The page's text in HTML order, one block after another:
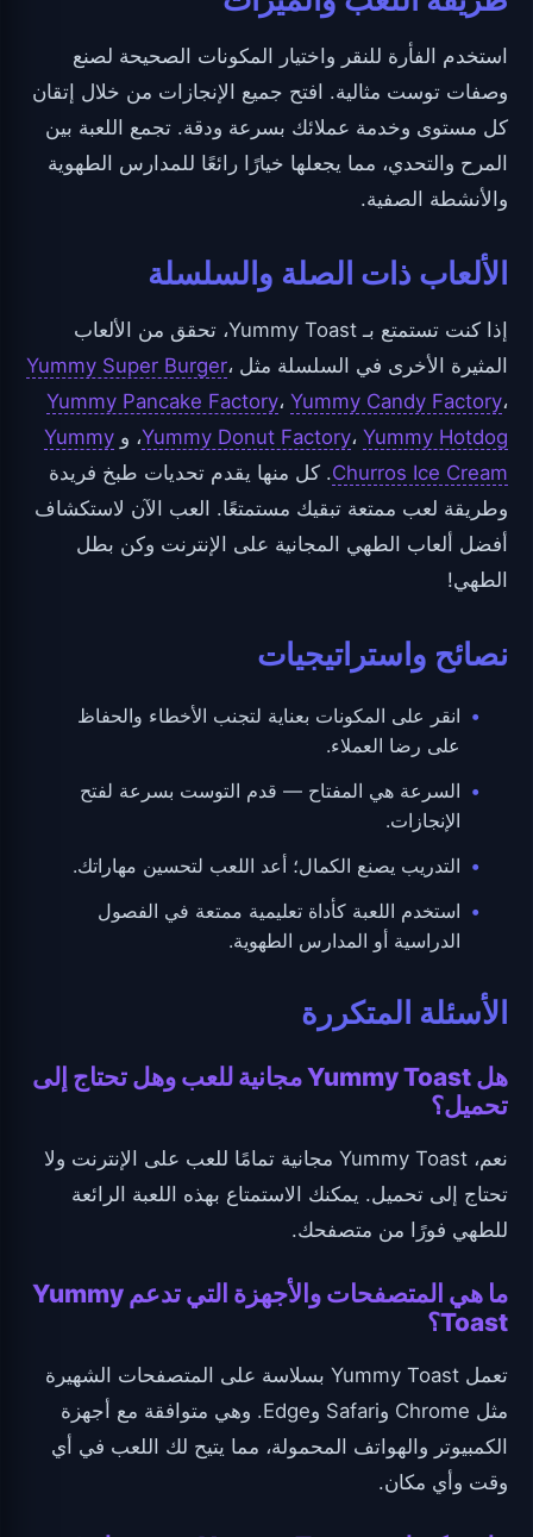
استخدم الفأرة للنقر واختيار المكونات الصحيحة لصنع
وصفات توست مثالية. افتح جميع الإنجازات من خلال إتقان
كل مستوى وخدمة عملائك بسرعة ودقة. تجمع اللعبة بين
المرح والتحدي، مما يجعلها خيارًا رائعًا للمدارس الطهوية
والأنشطة الصفية.
الألعاب ذات الصلة والسلسلة
إذا كنت تستمتع بـ Yummy Toast، تحقق من الألعاب
المثيرة الأخرى في السلسلة مثل Yummy Super Burger،
Yummy Pancake Factory،Yummy Candy Factory،
Yummy Donut Factory،Yummy Hotdog ، و Yummy
Churros Ice Cream. كل منها يقدم تحديات طبخ فريدة
وطريقة لعب ممتعة تبقيك مستمتعًا. العب الآن لاستكشاف
أفضل ألعاب الطهي المجانية على الإنترنت وكن بطل
الطهي!
نصائح واستراتيجيات
انقر على المكونات بعناية لتجنب الأخطاء والحفاظ
على رضا العملاء.
السرعة هي المفتاح — قدم التوست بسرعة لفتح
الإنجازات.
التدريب يصنع الكمال؛ أعد اللعب لتحسين مهاراتك.
استخدم اللعبة كأداة تعليمية ممتعة في الفصول
الدراسية أو المدارس الطهوية.
الأسئلة المتكررة
هل Yummy Toast مجانية للعب وهل تحتاج إلى
تحميل؟
نعم، Yummy Toast مجانية تمامًا للعب على الإنترنت ولا
تحتاج إلى تحميل. يمكنك الاستمتاع بهذه اللعبة الرائعة
للطهي فورًا من متصفحك.
ما هي المتصفحات والأجهزة التي تدعم Yummy
Toast؟
تعمل Yummy Toast بسلاسة على المتصفحات الشهيرة
مثل Chrome وSafari وEdge. وهي متوافقة مع أجهزة
الكمبيوتر والهواتف المحمولة، مما يتيح لك اللعب في أي
وقت وأي مكان.